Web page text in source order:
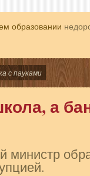
образовании
с пауками
а
министр